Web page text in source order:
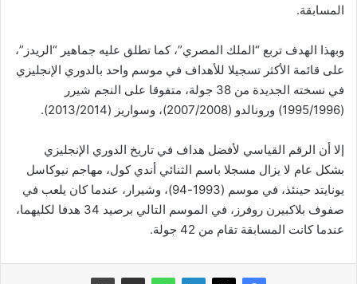
المسابقة.
وبهذا الهدف تربع “الملك المصري”، كما تطلق عليه جماهير “الريدز”،
على قائمة الأكثر تسجيلا للأهداف في موسم واحد بالدوري الإنجليزي
في نسخته الجديدة من 38 جولة، متفوقا على النجم شيرر
(1995/1996) ورونالدو (2007/2008)، وسواريز (2013/2014).
إلا أن الرقم القياسي لأفضل هداف في تاريخ الدوري الإنجليزي
بشكل عام لا يزال مسجلا باسم الثنائي أندي كول، مهاجم نيوكاسل
يونايتد حينئذ، في موسم (1993-94)، وشيرار، عندما كان يلعب في
صفوف بلاكبيرن روفرز، في الموسم التالي برصيد 34 هدفا لكليهما،
عندما كانت المسابقة تقام من 42 جولة.